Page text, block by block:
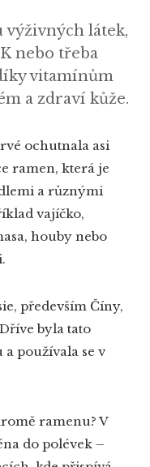
výživných látek,
nebo třeba
vitamínům
a zdraví kůže.
ochutnala asi
ramen, která je
a různými
vajíčko,
houby nebo
především Číny,
byla tato
a používala se v
ramenu? V
do polévek –